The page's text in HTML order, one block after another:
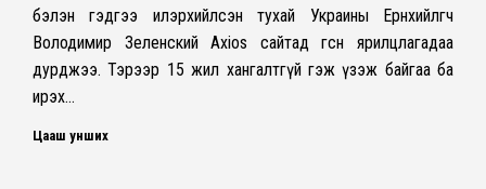
бэлэн гэдгээ илэрхийлсэн тухай Украины Ерөнхийлөгч
Володимир Зеленский Axios сайтад өгсөн ярилцлагадаа
дурджээ. Тэрээр 15 жил хангалтгүй гэж үзэж байгаа ба
ирэх…
Цааш унших